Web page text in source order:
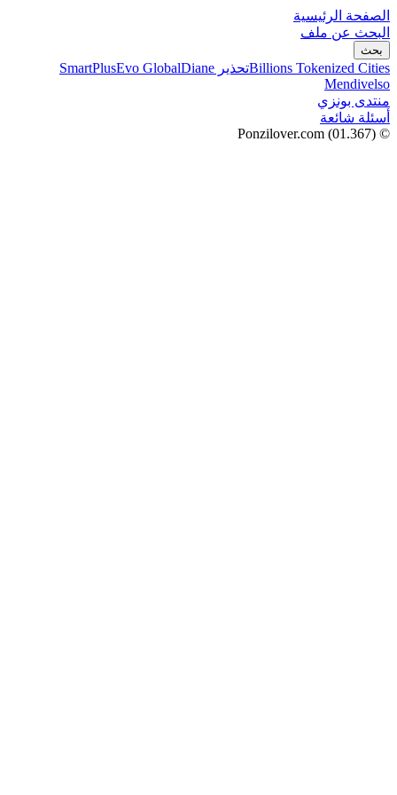
الصفحة الرئيسية
البحث عن ملف
بحث
Billions Tokenized Citiesتحذير SmartPlus Evo GlobalDiane
Mendivelso
منتدى بونزي
أسئلة شائعة
© Ponzilover.com
(01.367)